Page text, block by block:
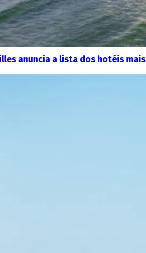
anuncia a lista dos hotéis